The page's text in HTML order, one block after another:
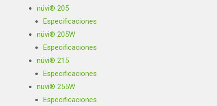
nüvi® 205
Especificaciones
nüvi® 205W
Especificaciones
nüvi® 215
Especificaciones
nüvi® 255W
Especificaciones